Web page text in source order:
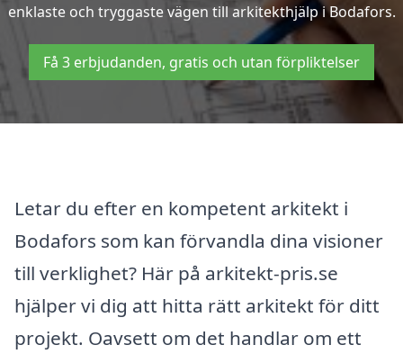
enklaste och tryggaste vägen till arkitekthjälp i Bodafors.
Få 3 erbjudanden, gratis och utan förpliktelser
Letar du efter en kompetent arkitekt i
Bodafors som kan förvandla dina visioner
till verklighet? Här på arkitekt-pris.se
hjälper vi dig att hitta rätt arkitekt för ditt
projekt. Oavsett om det handlar om ett